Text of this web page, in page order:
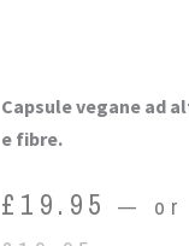
Capsule vegane ad
e fibre.
£ 19.95 —
or
Original
price
Current
price